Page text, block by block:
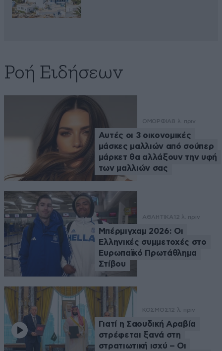
Ροή Ειδήσεων
ΟΜΟΡΦΙΑ8 λ. πριν
Αυτές οι 3 οικονομικές
μάσκες μαλλιών από σούπερ
μάρκετ θα αλλάξουν την υφή
των μαλλιών σας
ΑΘΛΗΤΙΚΑ 12 λ. πριν
Μπέρμιγχαμ 2026: Οι
Ελληνικές συμμετοχές στο
Ευρωπαϊκό Πρωτάθλημα
Στίβου
ΚΟΣΜΟΣ 12 λ. πριν
Γιατί η Σαουδική Αραβία
στρέφεται ξανά στη
στρατιωτική ισχύ – Οι